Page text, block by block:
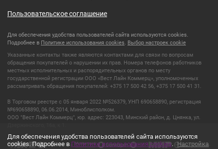
Пользовательское соглашение
Для обеспечения удобства пользователей сайта используются cookies.
Подробнее в Политике использования cookies. Выбор настроек cookie
Указанные контакты также являются контактами для связи по вопросам
обращения покупателей о нарушении их прав. Номера телефонов работников
местных исполнительных и распорядительных органов по месту
государственной регистрации ООО «Вест Лайн Коммерц», уполномоченных
рассматривать обращения покупателей: +375 17 500 42 56, +375 17 500 41 31.
В Торговом реестре с 05 января 2022 №526379, УНП 690658890, регистрация
№690658890, 06.06.2014, Миноблисполком.
ООО "Вест Лайн Коммерц", юр. адрес: 223043, Минский район, д. Цнянка, ул.
Для обеспечения удобства пользователей сайта используются
cookies. Подробнее в Политике использования cookies. Настройка